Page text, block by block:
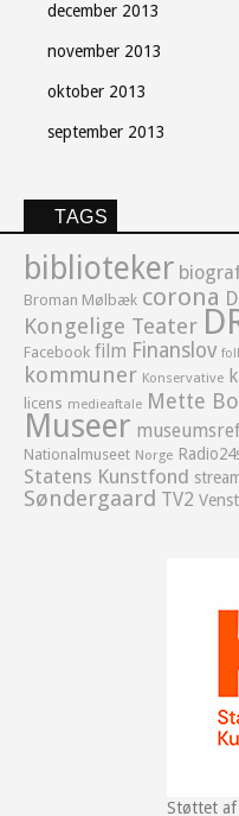
december 2013
november 2013
oktober 2013
september 2013
TAGS
biblioteker
Broman Mølbæk corona
Kongelige Teater
Facebook film Finanslov
kommuner Konservative
licens medieaftale Mette
Museer
Nationalmuseet Norge
Statens Kunstfond
Søndergaard TV2
Støttet af